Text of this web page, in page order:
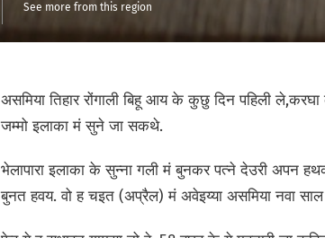
See more from this region
असमिया तिहार रोंगाली बिहू आय के कुछु दिन पहिली
जम्मो इलाका मं सुने जा सकथे.
भेलापारा इलाका के सुन्ना गली मं बुनकर पत्ने देउरी अपन
बुनत हवय. वो ह चइत (अप्रैल) मं अवेइय्या असमिया नवा